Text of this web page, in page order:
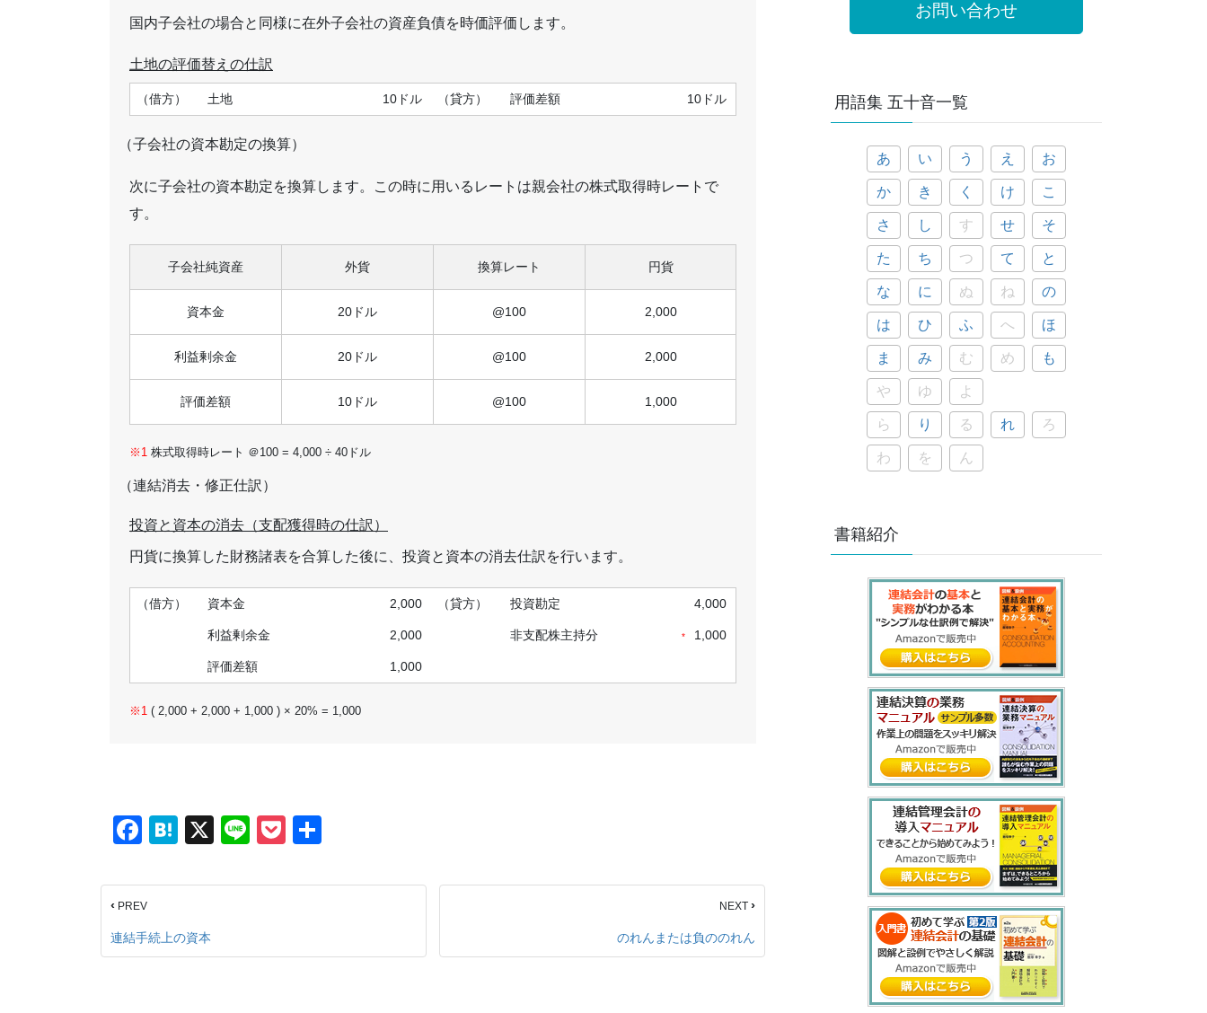
国内子会社の場合と同様に在外子会社の資産負債を時価評価します。
土地の評価替えの仕訳
（借方） 土地 10ドル （貸方） 評価差額 10ドル
（子会社の資本勘定の換算）
次に子会社の資本勘定を換算します。この時に用いるレートは親会社の株式取得時レートで
す。
子会社純資産 外貨 換算レート 円貨
資本金 20ドル @100 2,000
利益剰余金 20ドル @100 2,000
評価差額 10ドル @100 1,000
株式取得時レート ＠100 = 4,000 ÷ 40ドル
（連結消去・修正仕訳）
投資と資本の消去（支配獲得時の仕訳）
円貨に換算した財務諸表を合算した後に、投資と資本の消去仕訳を行います。
（借方） 資本金 2,000 （貸方） 投資勘定 4,000
利益剰余金 2,000 非支配株主持分 * 1,000
評価差額 1,000
( 2,000 + 2,000 + 1,000 ) × 20% = 1,000
F
c
e
b
H
e
a
X
Li
e
P
ck
‹ PREV
連結手続上の資本
NEXT ›
のれんまたは負ののれん
お問い合わせ
用語集 五十音一覧
あ い う え お
か き く け こ
さ し す せ そ
た ち つ て と
な に ぬ ね の
は ひ ふ へ ほ
ま み む め も
や ゆ よ
ら り る れ ろ
わ を ん
書籍紹介